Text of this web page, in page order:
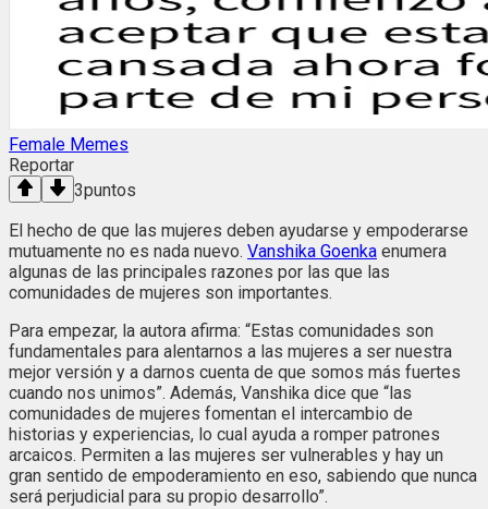
Female Memes
Reportar
3puntos
El hecho de que las mujeres deben ayudarse y empoderarse
mutuamente no es nada nuevo. Vanshika Goenka enumera
algunas de las principales razones por las que las
comunidades de mujeres son importantes.
Para empezar, la autora afirma: “Estas comunidades son
fundamentales para alentarnos a las mujeres a ser nuestra
mejor versión y a darnos cuenta de que somos más fuertes
cuando nos unimos”. Además, Vanshika dice que “las
comunidades de mujeres fomentan el intercambio de
historias y experiencias, lo cual ayuda a romper patrones
arcaicos. Permiten a las mujeres ser vulnerables y hay un
gran sentido de empoderamiento en eso, sabiendo que nunca
será perjudicial para su propio desarrollo”.